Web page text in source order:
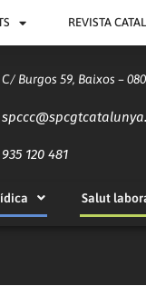
REVISTA
C/ Burgos 59, Baixos –
spccc@
935 120 481
Salut